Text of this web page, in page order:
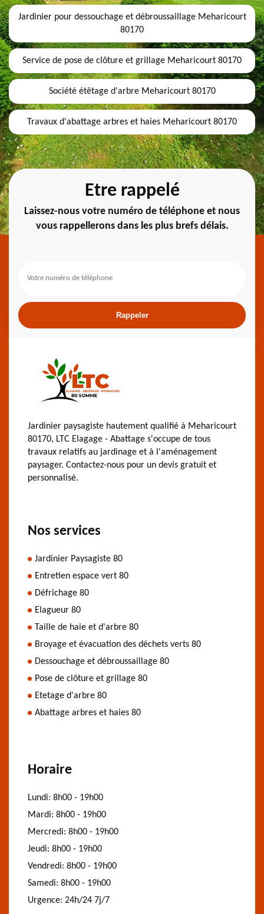
Jardinier pour dessouchage et débroussaillage Meharicourt
80170
Service de pose de clôture et grillage Meharicourt 80170
Société étêtage d'arbre Meharicourt 80170
Travaux d'abattage arbres et haies Meharicourt 80170
Etre rappelé
Laissez-nous votre numéro de téléphone et nous
vous rappellerons dans les plus brefs délais.
Jardinier paysagiste hautement qualifié à Meharicourt
80170, LTC Elagage - Abattage s'occupe de tous
travaux relatifs au jardinage et à l'aménagement
paysager. Contactez-nous pour un devis gratuit et
personnalisé.
Nos services
Jardinier Paysagiste 80
Entretien espace vert 80
Défrichage 80
Elagueur 80
Taille de haie et d'arbre 80
Broyage et évacuation des déchets verts 80
Dessouchage et débroussaillage 80
Pose de clôture et grillage 80
Etetage d'arbre 80
Abattage arbres et haies 80
Horaire
Lundi: 8h00 - 19h00
Mardi: 8h00 - 19h00
Mercredi: 8h00 - 19h00
Jeudi: 8h00 - 19h00
Vendredi: 8h00 - 19h00
Samedi: 8h00 - 19h00
Urgence: 24h/24 7j/7